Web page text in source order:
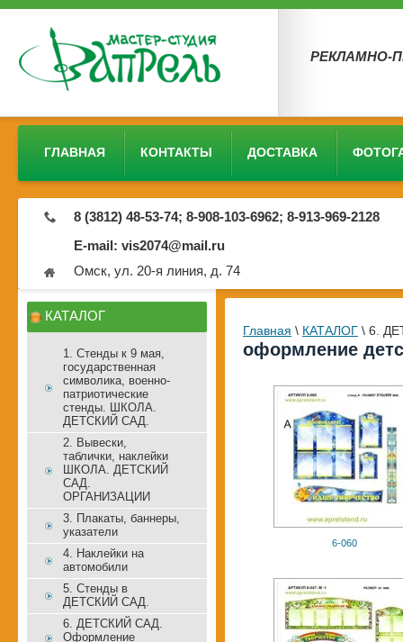
РЕКЛАМНО-
ГЛАВНАЯ КОНТАКТЫ ДОСТАВКА
8 (3812) 48-53-74; 8-908-103-6962; 8-913-969-2128
E-mail: vis2074@mail.ru
Омск, ул. 20-я линия, д. 74
Главная \ КАТАЛОГ \ 6.
оформление
6-060
КАТАЛОГ
1. Стенды к 9 мая,
государственная
символика, военно-
патриотические
стенды. ШКОЛА.
ДЕТСКИЙ САД.
2. Вывески,
таблички, наклейки
ШКОЛА. ДЕТСКИЙ
САД.
ОРГАНИЗАЦИИ
3. Плакаты, баннеры,
указатели
4. Наклейки на
автомобили
5. Стенды в
ДЕТСКИЙ САД.
6. ДЕТСКИЙ САД.
Оформление